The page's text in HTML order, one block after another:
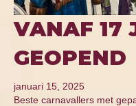
VANAF 17
GEOPEND
januari 15, 2025
Beste carnavallers met